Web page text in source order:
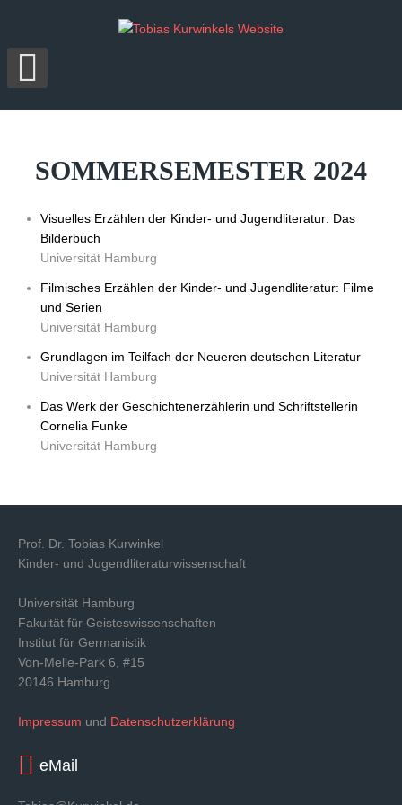
SOMMERSEMESTER 2024
Visuelles Erzählen der Kinder- und Jugendliteratur: Das
Bilderbuch
Universität Hamburg
Filmisches Erzählen der Kinder- und Jugendliteratur: Filme
und Serien
Universität Hamburg
Grundlagen im Teilfach der Neueren deutschen Literatur
Universität Hamburg
Das Werk der Geschichtenerzählerin und Schriftstellerin
Cornelia Funke
Universität Hamburg
Prof. Dr. Tobias Kurwinkel
Kinder- und Jugendliteraturwissenschaft
Universität Hamburg
Fakultät für Geisteswissenschaften
Institut für Germanistik
Von-Melle-Park 6, #15
20146 Hamburg
Impressum und Datenschutzerklärung
eMail